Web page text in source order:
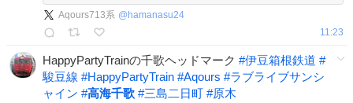
Aqours713系 @ hamanasu24
11:23
HappyPartyTrainの千歌ヘッドマーク #伊豆箱根鉄道 #
駿豆線 #HappyPartyTrain #Aqours #ラブライブサンシ
ャイン #高海千歌 #三島二日町 #原木